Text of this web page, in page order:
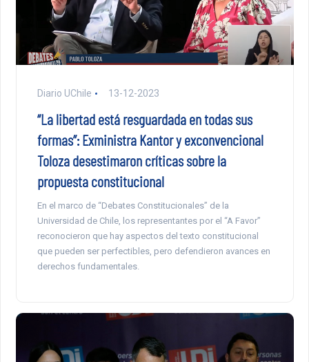
Diario UChile 13-12-2023
“La libertad está resguardada en todas sus
formas”: Exministra Kantor y exconvencional
Toloza desestimaron críticas sobre la
propuesta constitucional
En el marco de “Debates Constitucionales” de la
Universidad de Chile, los representantes por el “A Favor”
reconocieron que hay aspectos del texto constitucional
que pueden ser perfectibles, pero defendieron avances en
derechos fundamentales.